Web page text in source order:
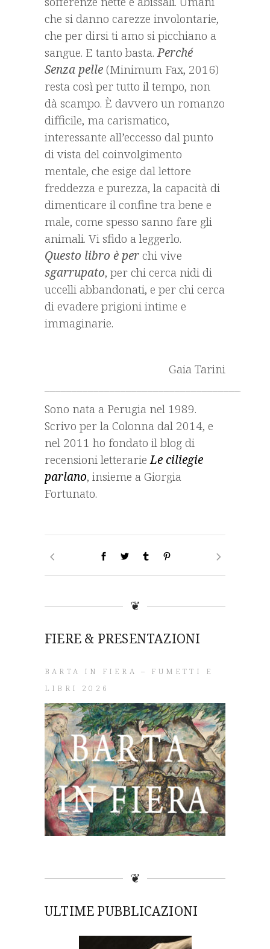
che si danno carezze involontarie,
che per dirsi ti amo si picchiano a
sangue. E tanto basta.Perché
Senza pelle(Minimum Fax, 2016)
resta così per tutto il tempo, non
dà scampo. È davvero un romanzo
difficile, ma carismatico,
interessante all’eccesso dal punto
di vista del coinvolgimento
mentale, che esige dal lettore
freddezza e purezza, la capacità di
dimenticare il confine tra bene e
male, come spesso sanno fare gli
animali. Vi sfido a leggerlo.
Questo libro è perchi vive
sgarrupato, per chi cerca nidi di
uccelli abbandonati, e per chi cerca
di evadere prigioni intime e
immaginarie.
Gaia Tarini
Sono nata a Perugia nel 1989.
Scrivo per la Colonna dal 2014, e
nel 2011 ho fondato il blog di
recensioni letterarieLe ciliegie
parlano, insieme a Giorgia
Fortunato.
❦
FIERE & PRESENTAZIONI
BARTA IN FIERA – FUMETTI E
LIBRI 2026
❦
ULTIME PUBBLICAZIONI